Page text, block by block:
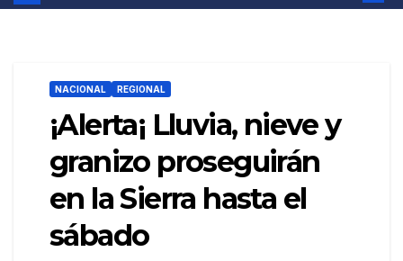
NACIONAL REGIONAL
¡Alerta¡ Lluvia, nieve y
granizo proseguirán
en la Sierra hasta el
sábado